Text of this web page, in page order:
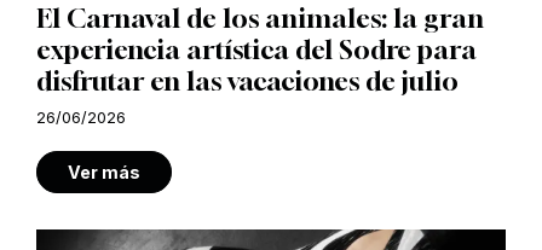
El Carnaval de los animales: la gran
experiencia artística del Sodre para
disfrutar en las vacaciones de julio
26/06/2026
Ver más